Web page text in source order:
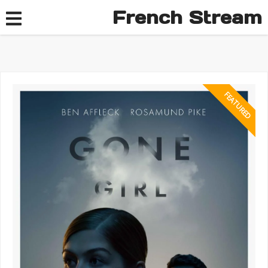
French Stream